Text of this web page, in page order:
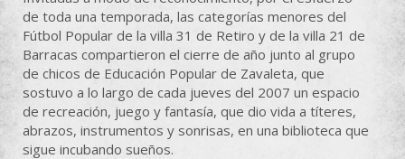
de toda una temporada, las categorías menores del
Fútbol Popular de la villa 31 de Retiro y de la villa 21 de
Barracas compartieron el cierre de año junto al grupo
de chicos de Educación Popular de Zavaleta, que
sostuvo a lo largo de cada jueves del 2007 un espacio
de recreación, juego y fantasía, que dio vida a títeres,
abrazos, instrumentos y sonrisas, en una biblioteca que
sigue incubando sueños.